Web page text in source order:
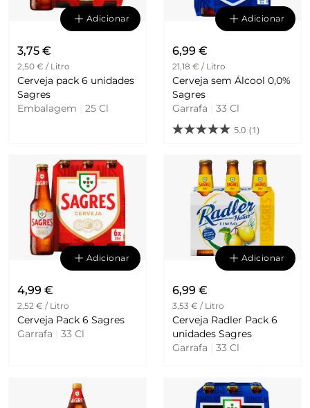
Adicionar
3,75 €
2,50 € / Litro
Cerveja pack 6 unidades
Sagres
Embalagem
25 Cl
Adicionar
6,99 €
21,18 € / Litro
Cerveja sem Álcool 0,0%
Sagres
Garrafa
33 Cl
5.0 (1)
Adicionar
4,99 €
2,52 € / Litro
Cerveja Pack 6 Sagres
Garrafa
33 Cl
Adicionar
6,99 €
3,53 € / Litro
Cerveja Radler Pack 6
unidades Sagres
Garrafa
33 Cl